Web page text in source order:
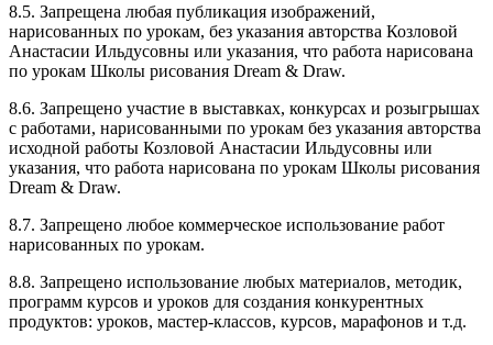
8.5. Запрещена любая публикация изображений,
нарисованных по урокам, без указания авторства Козловой
Анастасии Ильдусовны или указания, что работа нарисована
по урокам Школы рисования Dream & Draw.
8.6. Запрещено участие в выставках, конкурсах и розыгрышах
с работами, нарисованными по урокам без указания авторства
исходной работы Козловой Анастасии Ильдусовны или
указания, что работа нарисована по урокам Школы рисования
Dream & Draw.
8.7. Запрещено любое коммерческое использование работ
нарисованных по урокам.
8.8. Запрещено использование любых материалов, методик,
программ курсов и уроков для создания конкурентных
продуктов: уроков, мастер-классов, курсов, марафонов и т.д.